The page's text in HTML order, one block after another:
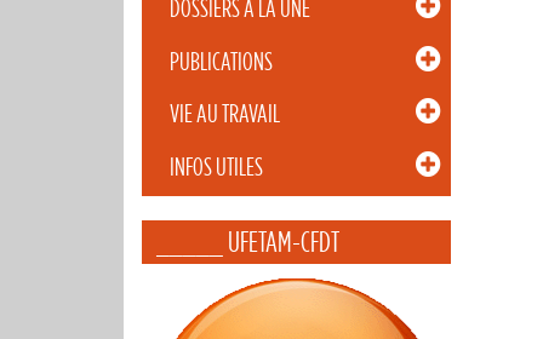
DOSSIERS À LA UNE
PUBLICATIONS
VIE AU TRAVAIL
INFOS UTILES
_____ UFETAM-CFDT